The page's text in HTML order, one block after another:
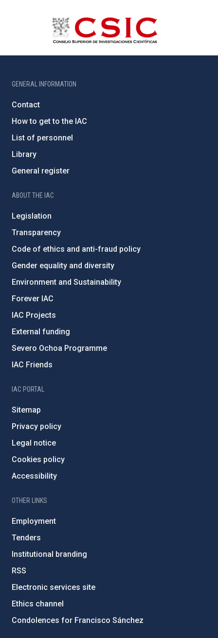
GENERAL INFORMATION
Contact
How to get to the IAC
List of personnel
Library
General register
ABOUT THE IAC
Legislation
Transparency
Code of ethics and anti-fraud policy
Gender equality and diversity
Environment and Sustainability
Forever IAC
IAC Projects
External funding
Severo Ochoa Programme
IAC Friends
IAC PORTAL
Sitemap
Privacy policy
Legal notice
Cookies policy
Accessibility
OTHER LINKS
Employment
Tenders
Institutional branding
RSS
Electronic services site
Ethics channel
Condolences for Francisco Sánchez